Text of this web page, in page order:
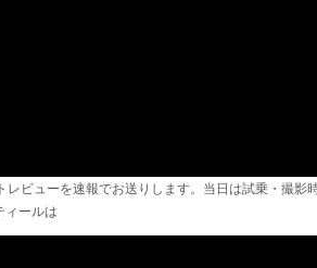
ビューを速報でお送りします。当日は試乗・撮
ィールは